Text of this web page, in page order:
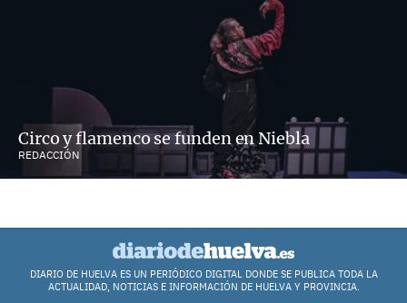
Circo y flamenco se funden en Niebla
REDACCIÓN
DIARIO DE HUELVA ES UN PERIÓDICO DIGITAL DONDE SE PUBLICA TODA LA
ACTUALIDAD, NOTICIAS E INFORMACIÓN DE HUELVA Y PROVINCIA.